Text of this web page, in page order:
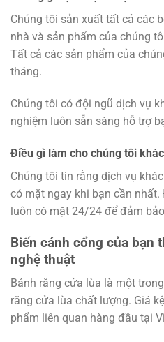
Chúng tôi sản xuất tất cả các
nhà và sản phẩm của chúng
Tất cả các sản phẩm của
tháng.
Chúng tôi có đội ngũ dịch vụ
nghiệm luôn sẵn sàng hỗ trợ
Điều gì làm cho chúng tôi
Chúng tôi tin rằng dịch vụ
có mặt ngay khi bạn cần
luôn có mặt 24/24 để đảm
Biến cánh cổng của bạn
nghệ thuật
Bánh răng cửa lùa là một
răng cửa lùa chất lượng. Giá
phẩm liên quan hàng đầu tại